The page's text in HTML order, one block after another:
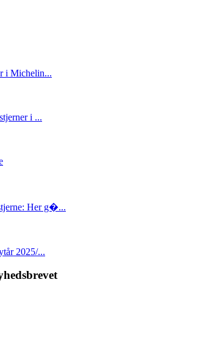
i Michelin...
i ...
Her g�...
2025/...